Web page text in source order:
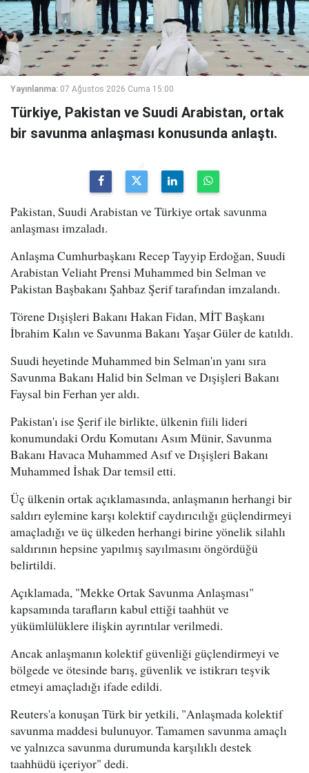
Yayınlanma: 07 Ağustos 2026 Cuma 15:00
Türkiye, Pakistan ve Suudi Arabistan, ortak
bir savunma anlaşması konusunda anlaştı.
Pakistan, Suudi Arabistan ve Türkiye ortak savunma
anlaşması imzaladı.
Anlaşma Cumhurbaşkanı Recep Tayyip Erdoğan, Suudi
Arabistan Veliaht Prensi Muhammed bin Selman ve
Pakistan Başbakanı Şahbaz Şerif tarafından imzalandı.
Törene Dışişleri Bakanı Hakan Fidan, MİT Başkanı
İbrahim Kalın ve Savunma Bakanı Yaşar Güler de katıldı.
Suudi heyetinde Muhammed bin Selman'ın yanı sıra
Savunma Bakanı Halid bin Selman ve Dışişleri Bakanı
Faysal bin Ferhan yer aldı.
Pakistan'ı ise Şerif ile birlikte, ülkenin fiili lideri
konumundaki Ordu Komutanı Asım Münir, Savunma
Bakanı Havaca Muhammed Asıf ve Dışişleri Bakanı
Muhammed İshak Dar temsil etti.
Üç ülkenin ortak açıklamasında, anlaşmanın herhangi bir
saldırı eylemine karşı kolektif caydırıcılığı güçlendirmeyi
amaçladığı ve üç ülkeden herhangi birine yönelik silahlı
saldırının hepsine yapılmış sayılmasını öngördüğü
belirtildi.
Açıklamada, "Mekke Ortak Savunma Anlaşması"
kapsamında tarafların kabul ettiği taahhüt ve
yükümlülüklere ilişkin ayrıntılar verilmedi.
Ancak anlaşmanın kolektif güvenliği güçlendirmeyi ve
bölgede ve ötesinde barış, güvenlik ve istikrarı teşvik
etmeyi amaçladığı ifade edildi.
Reuters'a konuşan Türk bir yetkili, "Anlaşmada kolektif
savunma maddesi bulunuyor. Tamamen savunma amaçlı
ve yalnızca savunma durumunda karşılıklı destek
taahhüdü içeriyor" dedi.